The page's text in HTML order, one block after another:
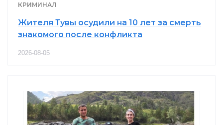
КРИМИНАЛ
Жителя Тувы осудили на 10 лет за смерть
знакомого после конфликта
2026-08-05